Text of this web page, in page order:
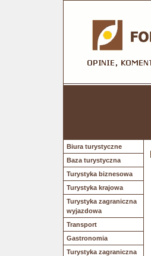
Biura turystyczne
Baza turystyczna
Turystyka biznesowa
Turystyka krajowa
Turystyka zagraniczna
wyjazdowa
Transport
Gastronomia
Turystyka zagraniczna